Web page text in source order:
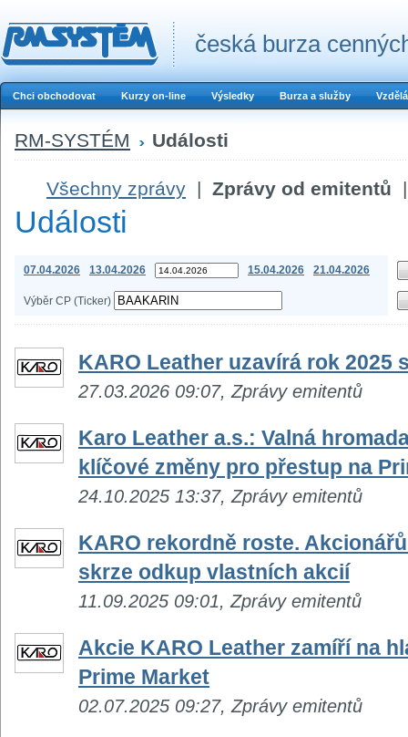
česká burza
Chci obchodovat Kurzy on-line Výsledky Burza a služby
RM-SYSTÉM Události
Všechny zprávy | Zprávy od emitentů |
Události
07.04.2026 13.04.2026 15.04.2026 21.04.2026
Výběr CP (Ticker)
KARO Leather uzavírá rok
27.03.2026 09:07, Zprávy emitentů
Karo Leather a.s.: Valná
klíčové změny pro přestup na
24.10.2025 13:37, Zprávy emitentů
KARO rekordně roste.
skrze odkup vlastních akcií
11.09.2025 09:01, Zprávy emitentů
Akcie KARO Leather zamíří na
Prime Market
02.07.2025 09:27, Zprávy emitentů